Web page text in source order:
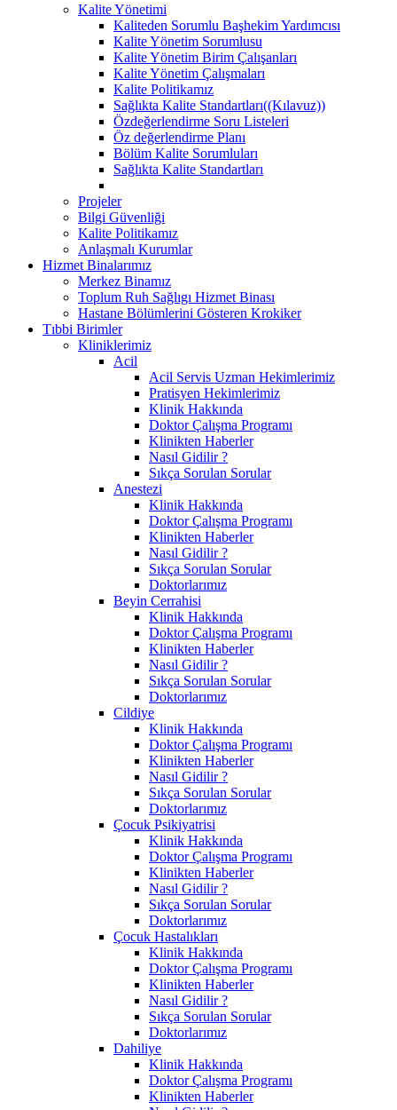
Kalite Yönetimi
Kaliteden Sorumlu Başhekim Yardımcısı
Kalite Yönetim Sorumlusu
Kalite Yönetim Birim Çalışanları
Kalite Yönetim Çalışmaları
Kalite Politikamız
Sağlıkta Kalite Standartları((Kılavuz))
Özdeğerlendirme Soru Listeleri
Öz değerlendirme Planı
Bölüm Kalite Sorumluları
Sağlıkta Kalite Standartları
Projeler
Bilgi Güvenliği
Kalite Politikamız
Anlaşmalı Kurumlar
Hizmet Binalarımız
Merkez Binamız
Toplum Ruh Sağlıgı Hizmet Binası
Hastane Bölümlerini Gösteren Krokiker
Tıbbi Birimler
Kliniklerimiz
Acil
Acil Servis Uzman Hekimlerimiz
Pratisyen Hekimlerimiz
Klinik Hakkında
Doktor Çalışma Programı
Klinikten Haberler
Nasıl Gidilir ?
Sıkça Sorulan Sorular
Anestezi
Klinik Hakkında
Doktor Çalışma Programı
Klinikten Haberler
Nasıl Gidilir ?
Sıkça Sorulan Sorular
Doktorlarımız
Beyin Cerrahisi
Klinik Hakkında
Doktor Çalışma Programı
Klinikten Haberler
Nasıl Gidilir ?
Sıkça Sorulan Sorular
Doktorlarımız
Cildiye
Klinik Hakkında
Doktor Çalışma Programı
Klinikten Haberler
Nasıl Gidilir ?
Sıkça Sorulan Sorular
Doktorlarımız
Çocuk Psikiyatrisi
Klinik Hakkında
Doktor Çalışma Programı
Klinikten Haberler
Nasıl Gidilir ?
Sıkça Sorulan Sorular
Doktorlarımız
Çocuk Hastalıkları
Klinik Hakkında
Doktor Çalışma Programı
Klinikten Haberler
Nasıl Gidilir ?
Sıkça Sorulan Sorular
Doktorlarımız
Dahiliye
Klinik Hakkında
Doktor Çalışma Programı
Klinikten Haberler